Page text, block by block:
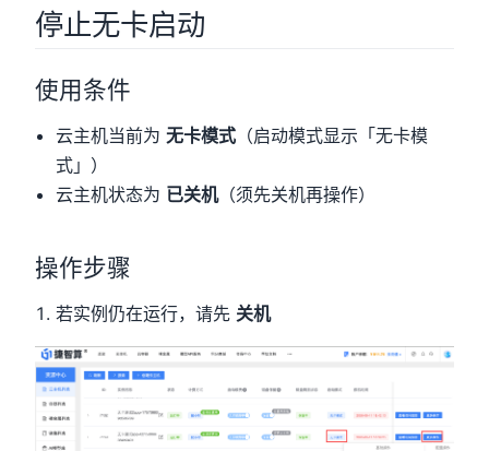
停止无卡启动
使用条件
云主机当前为无卡模式 （启动模式显示「无卡模
式」）
云主机状态为 已关机（须先关机再操作）
操作步骤
若实例仍在运行，请先 关机